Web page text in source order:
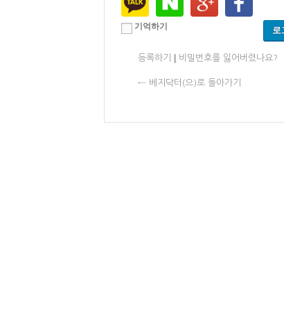
기억하기
등록하기 비밀번호를 잃어버렸나요?
← 베지닥터(으)로 돌아가기